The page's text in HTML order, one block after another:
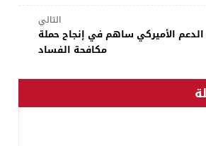
التالي
الدعم الأميركي ساهم في إنجاح حملة
مكافحة الفساد